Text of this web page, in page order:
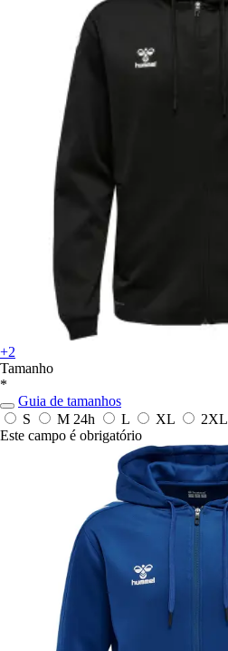
+2
Tamanho
*
Guia de tamanhos
S
M 24h L XL 2XL
Este campo é obrigatório